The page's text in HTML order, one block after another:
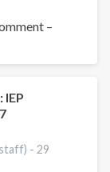
–
staff) -29